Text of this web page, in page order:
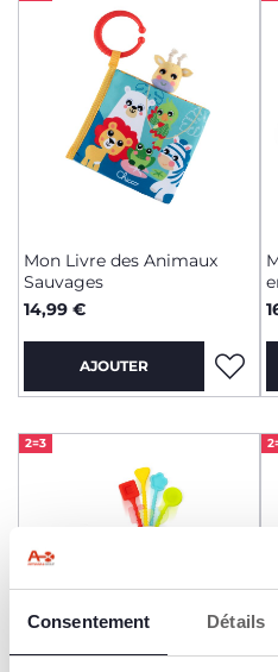
Consentement Détails
Mon Livre des Animaux
Sauvages
14,99 €
AJOUTER
2=3